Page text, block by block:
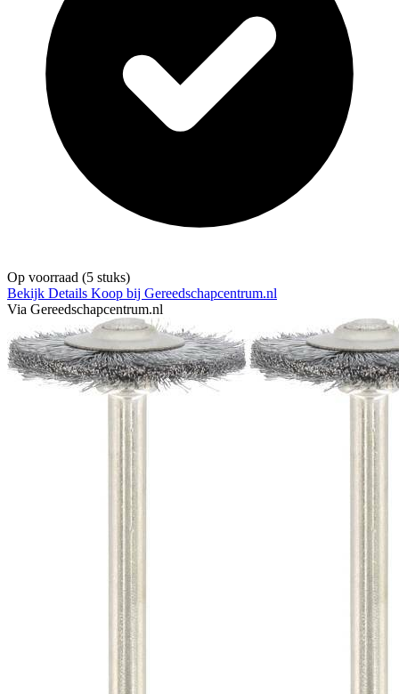
Op voorraad (5 stuks)
Bekijk Details Koop bij Gereedschapcentrum.nl
Via Gereedschapcentrum.nl